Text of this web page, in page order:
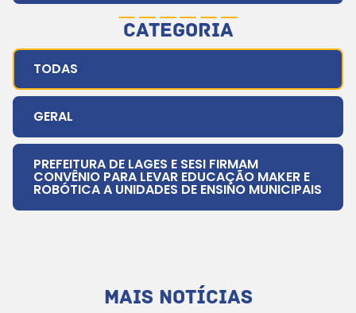
CATEGORIA
TODAS
GERAL
PREFEITURA DE LAGES E SESI FIRMAM
CONVÊNIO PARA LEVAR EDUCAÇÃO MAKER E
ROBÓTICA A UNIDADES DE ENSINO MUNICIPAIS
MAIS NOTÍCIAS